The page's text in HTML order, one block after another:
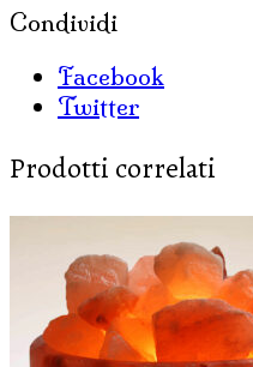
Condividi
Facebook
Twitter
Prodotti correlati